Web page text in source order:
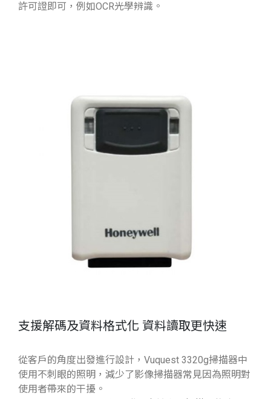
許可證即可，例如OCR光學辨識。
支援解碼及資料格式化 資料讀取更快速
從客戶的角度出發進行設計，Vuquest 3320g掃描器中
使用不刺眼的照明，減少了影像掃描器常見因為照明對
使用者帶來的干擾。